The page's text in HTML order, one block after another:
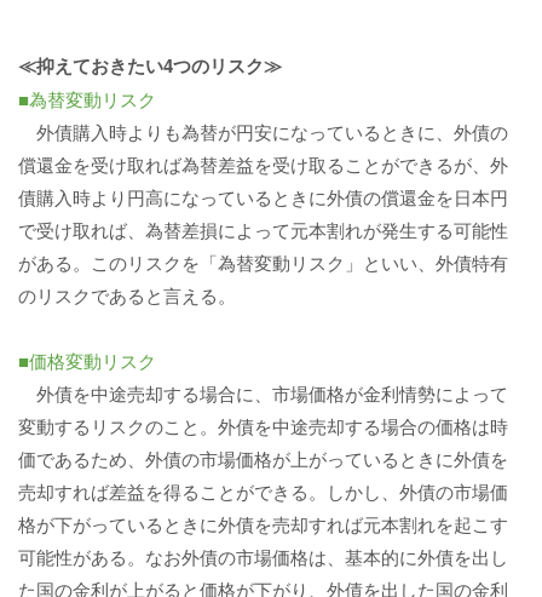
≪抑えておきたい4つのリスク≫
■為替変動リスク
外債購入時よりも為替が円安になっているときに、外債の
償還金を受け取れば為替差益を受け取ることができるが、外
債購入時より円高になっているときに外債の償還金を日本円
で受け取れば、為替差損によって元本割れが発生する可能性
がある。このリスクを「為替変動リスク」といい、外債特有
のリスクであると言える。
■価格変動リスク
外債を中途売却する場合に、市場価格が金利情勢によって
変動するリスクのこと。外債を中途売却する場合の価格は時
価であるため、外債の市場価格が上がっているときに外債を
売却すれば差益を得ることができる。しかし、外債の市場価
格が下がっているときに外債を売却すれば元本割れを起こす
可能性がある。なお外債の市場価格は、基本的に外債を出し
た国の金利が上がると価格が下がり、外債を出した国の金利